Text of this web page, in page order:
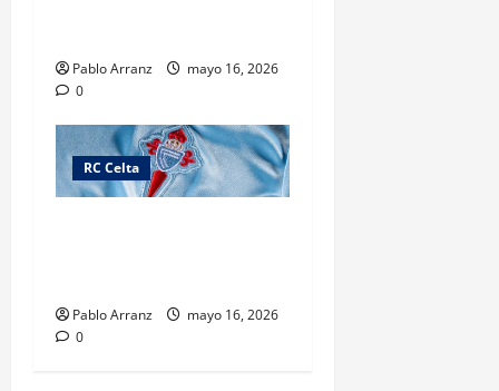
Pablo Arranz
mayo 16, 2026
0
RC Celta
Pablo Arranz
mayo 16, 2026
0